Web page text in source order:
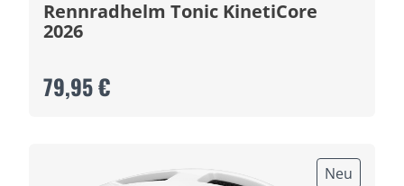
Rennradhelm Tonic KinetiCore
2026
79,95 €
Neu